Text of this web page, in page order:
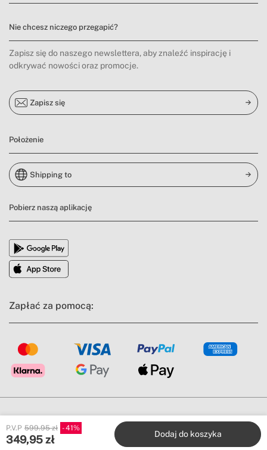
349,95zł
P.V.P 599.95 zł 41
Dodaj do koszyka
Nie chcesz niczego przegapić?
Zapisz się do naszego newslettera, aby znaleźć inspirację i
odkrywać nowości oraz promocje.
Zapisz się
Położenie
Shipping to
Pobierz naszą aplikację
Zapłać za pomocą:
Informacja prawna
Polityka prywatności
Polityka zgodnosci
Polityka Cookie
All rights reserved © 2026 | CREATE. Wszystkie ceny zawierają podatek VAT.